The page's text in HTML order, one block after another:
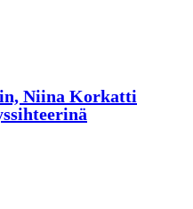
Niina Korkatti